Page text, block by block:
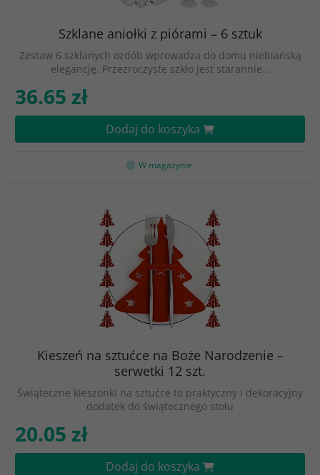
Szklane aniołki z piórami – 6 sztuk
Zestaw 6 szklanych ozdób wprowadza do domu niebiańską
elegancję. Przezroczyste szkło jest starannie…
36.65 zł
Dodaj do koszyka
W magazynie
Kieszeń na sztućce na Boże Narodzenie –
serwetki 12 szt.
Świąteczne kieszonki na sztućce to praktyczny i dekoracyjny
dodatek do świątecznego stołu
20.05 zł
Dodaj do koszyka